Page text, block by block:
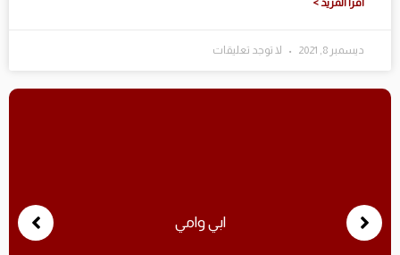
اقرا المزيد >
ديسمبر 8, 2021 لا توجد تعليقات
ابي وامي